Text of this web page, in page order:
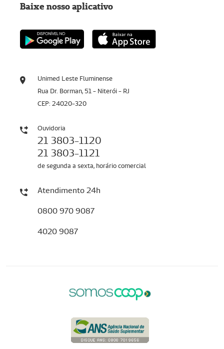
Unimed Leste Fluminense
Rua Dr. Borman, 51 - Niterói - RJ
CEP: 24020-320
Ouvidoria
21 3803-1120
21 3803-1121
de segunda a sexta, horário comercial
Atendimento 24h
0800 970 9087
4020 9087
Baixe nosso aplicativo